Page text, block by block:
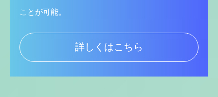
ことが可能。
詳しくはこちら